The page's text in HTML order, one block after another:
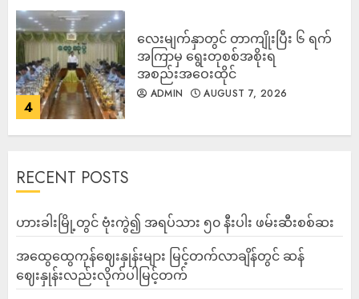
4
လေးမျက်နှာတွင် တာကျိုးပြီး ၆ ရက်
အကြာမှ ရွေးတုစစ်အစိုးရ
အစည်းအဝေးထိုင်
ADMIN AUGUST 7, 2026
RECENT POSTS
ဟားခါးမြို့တွင် ဗုံးကွဲ၍ အရပ်သား ၅၀ နီးပါး ဖမ်းဆီးစစ်ဆး
အထွေထွေကုန်ဈေးနှုန်းများ မြင့်တက်လာချိန်တွင် ဆန်
ဈေးနှုန်းလည်းလိုက်ပါမြင့်တက်